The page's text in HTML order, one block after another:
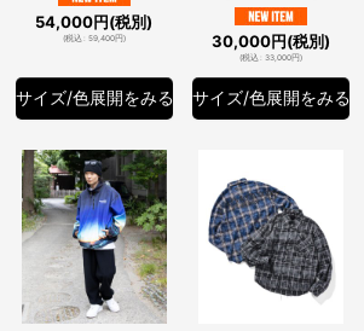
54,000円(税別)
(税込: 59,400円)
サイズ/色展開をみる
30,000円(税別)
(税込: 33,000円)
サイズ/色展開をみる